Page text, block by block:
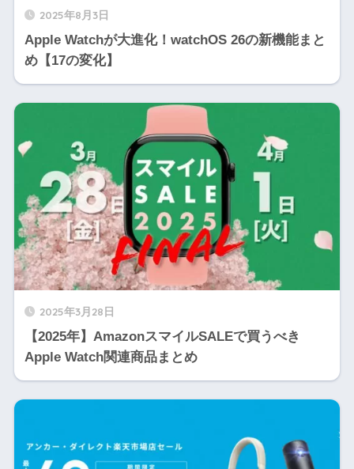
2025年8月3日
Apple Watchが大進化！watchOS 26の新機能まと
め【17の変化】
2025年3月28日
【2025年】AmazonスマイルSALEで買うべき
Apple Watch関連商品まとめ